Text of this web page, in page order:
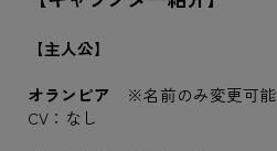
【主人公】
オランピア ※名前のみ変更可能
CV：なし